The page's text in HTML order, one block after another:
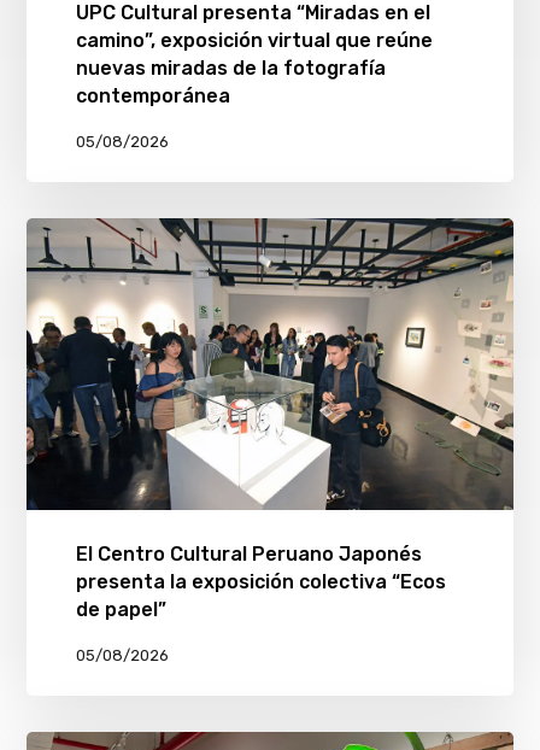
UPC Cultural presenta “Miradas en el
camino”, exposición virtual que reúne
nuevas miradas de la fotografía
contemporánea
05/08/2026
El Centro Cultural Peruano Japonés
presenta la exposición colectiva “Ecos
de papel”
05/08/2026